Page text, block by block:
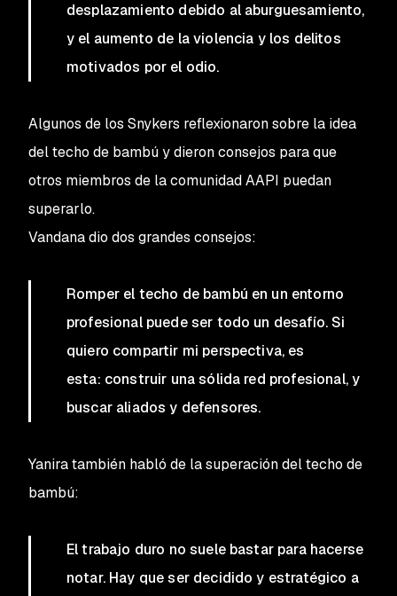
desplazamiento debido al aburguesamiento,
y el aumento de la violencia y los delitos
motivados por el odio.
Algunos de los Snykers reflexionaron sobre la idea
del techo de bambú y dieron consejos para que
otros miembros de la comunidad AAPI puedan
superarlo.
Vandana dio dos grandes consejos:
Romper el techo de bambú en un entorno
profesional puede ser todo un desafío. Si
quiero compartir mi perspectiva, es
esta: construir una sólida red profesional, y
buscar aliados y defensores.
Yanira también habló de la superación del techo de
bambú:
El trabajo duro no suele bastar para hacerse
notar. Hay que ser decidido y estratégico a